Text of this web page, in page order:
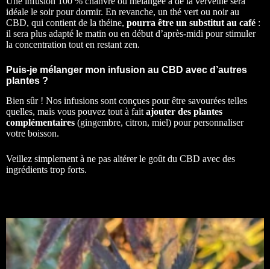
idéale le soir pour dormir. En revanche, un thé vert ou noir au
CBD, qui contient de la théine, pourra être un substitut au café :
il sera plus adapté le matin ou en début d’après-midi pour stimuler
la concentration tout en restant zen.
Puis-je mélanger mon infusion au CBD avec d’autres
plantes ?
Bien sûr ! Nos infusions sont conçues pour être savourées telles
quelles, mais vous pouvez tout à fait ajouter des plantes
complémentaires (gingembre, citron, miel) pour personnaliser
votre boisson.
Veillez simplement à ne pas altérer le goût du CBD avec des
ingrédients trop forts.